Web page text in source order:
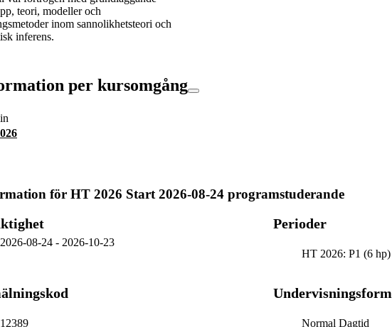
teori, modeller och
inom sannolikhetsteori och
inferens.
per kursomgång
för HT 2026 Start 2026-08-24 programstuderande
2026-08-24- 2026-10-23
Perioder
HT 2026: P1 (6 hp)
12389
Undervisningsform
Normal Dagtid